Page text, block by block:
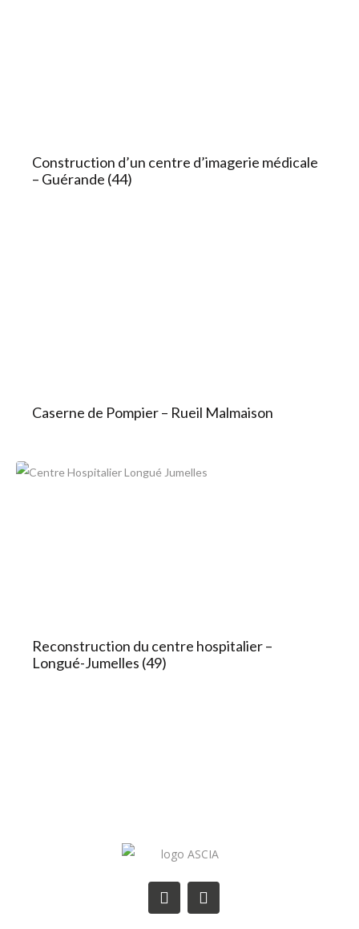
Construction d’un centre d’imagerie médicale
– Guérande (44)
Caserne de Pompier – Rueil Malmaison
Reconstruction du centre hospitalier –
Longué-Jumelles (49)